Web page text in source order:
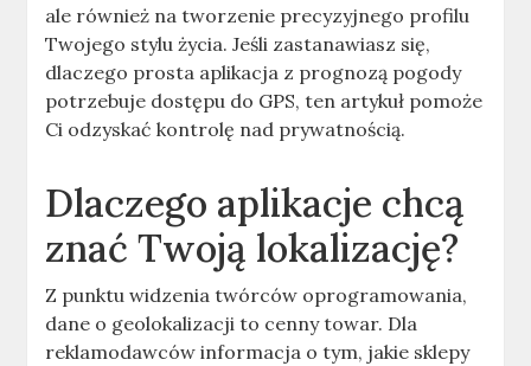
ale również na tworzenie precyzyjnego profilu
Twojego stylu życia. Jeśli zastanawiasz się,
dlaczego prosta aplikacja z prognozą pogody
potrzebuje dostępu do GPS, ten artykuł pomoże
Ci odzyskać kontrolę nad prywatnością.
Dlaczego aplikacje chcą
znać Twoją lokalizację?
Z punktu widzenia twórców oprogramowania,
dane o geolokalizacji to cenny towar. Dla
reklamodawców informacja o tym, jakie sklepy